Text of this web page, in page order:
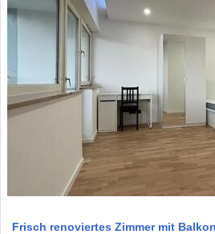
Frisch renoviertes Zimmer mit